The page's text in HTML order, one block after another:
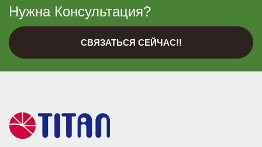
Нужна Консультация?
СВЯЗАТЬСЯ СЕЙЧАС!!